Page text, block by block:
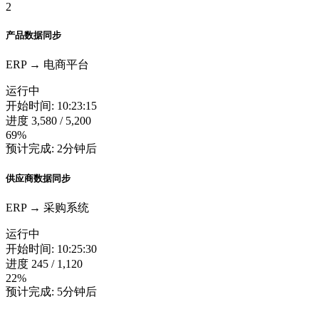
2
产品数据同步
ERP → 电商平台
运行中
开始时间: 10:23:15
进度 3,580 / 5,200
69%
预计完成: 2分钟后
供应商数据同步
ERP → 采购系统
运行中
开始时间: 10:25:30
进度 245 / 1,120
22%
预计完成: 5分钟后